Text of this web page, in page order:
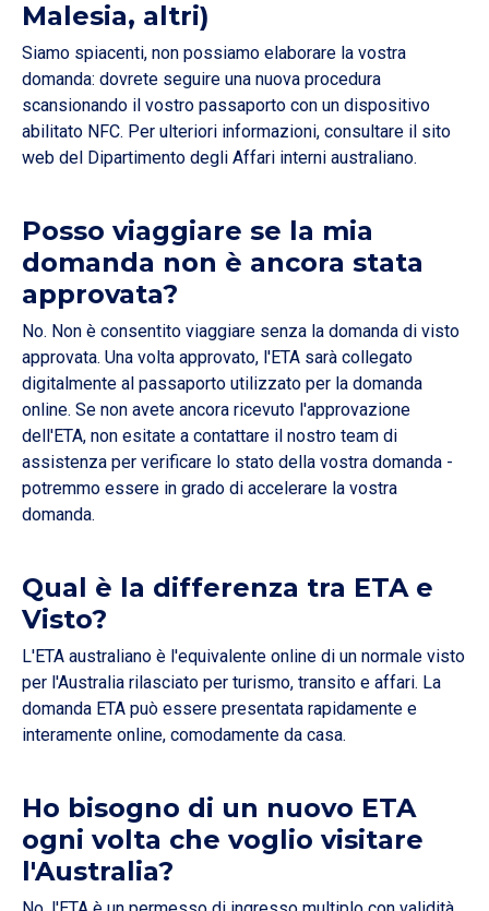
Malesia, altri)
Siamo spiacenti, non possiamo elaborare la vostra
domanda: dovrete seguire una nuova procedura
scansionando il vostro passaporto con un dispositivo
abilitato NFC. Per ulteriori informazioni, consultare il sito
web del Dipartimento degli Affari interni australiano.
Posso viaggiare se la mia
domanda non è ancora stata
approvata?
No. Non è consentito viaggiare senza la domanda di visto
approvata. Una volta approvato, l'ETA sarà collegato
digitalmente al passaporto utilizzato per la domanda
online. Se non avete ancora ricevuto l'approvazione
dell'ETA, non esitate a contattare il nostro team di
assistenza per verificare lo stato della vostra domanda -
potremmo essere in grado di accelerare la vostra
domanda.
Qual è la differenza tra ETA e
Visto?
L'ETA australiano è l'equivalente online di un normale visto
per l'Australia rilasciato per turismo, transito e affari. La
domanda ETA può essere presentata rapidamente e
interamente online, comodamente da casa.
Ho bisogno di un nuovo ETA
ogni volta che voglio visitare
l'Australia?